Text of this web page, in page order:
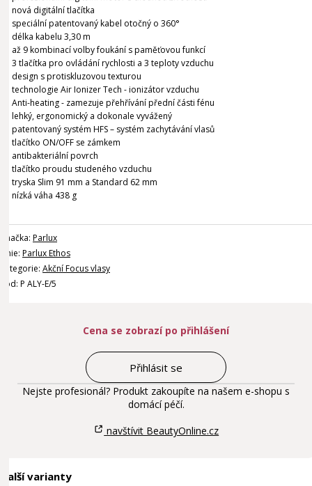
nová digitální tlačítka
speciální patentovaný kabel otočný o 360°
délka kabelu 3,30 m
až 9 kombinací volby foukání s paměťovou funkcí
3 tlačítka pro ovládání rychlosti a 3 teploty vzduchu
design s protiskluzovou texturou
technologie Air Ionizer Tech - ionizátor vzduchu
Anti-heating - zamezuje přehřívání přední části fénu
lehký, ergonomický a dokonale vyvážený
patentovaný systém HFS – systém zachytávání vlasů
tlačítko ON/OFF se zámkem
antibakteriální povrch
tlačítko proudu studeného vzduchu
tryska Slim 91 mm a Standard 62 mm
nízká váha 438 g
Značka: Parlux
Linie: Parlux Ethos
Kategorie: Akční Focus vlasy
Kód: P ALY-E/5
Cena se zobrazí po přihlášení
Přihlásit se
Nejste profesionál? Produkt zakoupíte na našem e-shopu s
domácí péčí.
navštívit BeautyOnline.cz
Další varianty